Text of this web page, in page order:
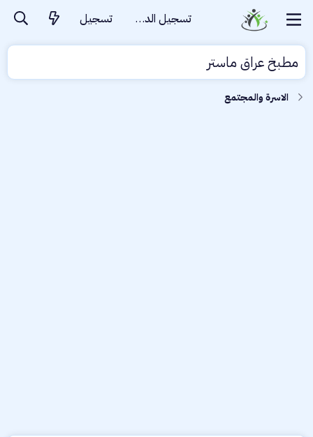
تسجيل الدخول تسجيل
مطبخ عراق ماستر
الاسرة والمجتمع